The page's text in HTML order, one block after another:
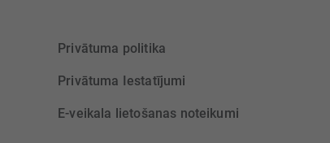
Privātuma politika
Privātuma Iestatījumi
E-veikala lietošanas noteikumi